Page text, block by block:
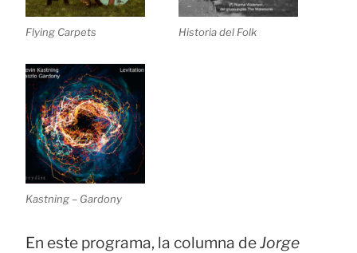
Flying Carpets Historia del Folk
Kastning – Gardony
En este programa, la columna deJorge